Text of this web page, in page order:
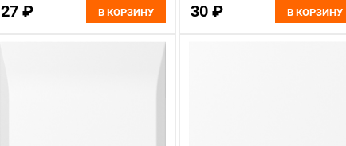
27 ₽ В КОРЗИНУ 30 ₽ В КОРЗИНУ